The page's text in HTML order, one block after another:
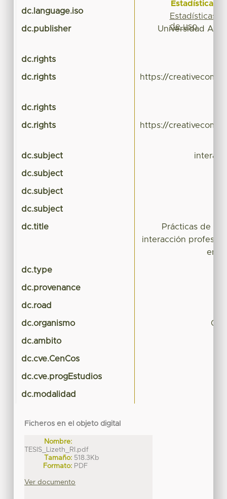
dc.language.iso
dc.publisher Universidad
dc.rights
dc.rights https://
dc.rights
dc.rights https://
dc.subject
dc.subject
dc.subject
dc.subject
dc.title
Prácticas de
interacción
en
dc.type
dc.provenance
dc.road
dc.organismo
dc.ambito
dc.cve.CenCos
dc.cve.progEstudios
dc.modalidad
Ficheros en el objeto digital
Nombre:
TESIS_Lizeth_RI.pdf
Tamaño: 518.3Kb
Formato: PDF
Ver documento
Estadísticas
Estadísticas
de uso